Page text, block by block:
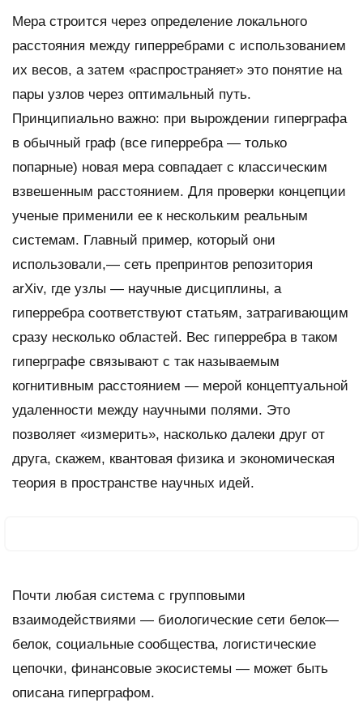
Мера строится через определение локального
расстояния между гиперребрами с использованием
их весов, а затем «распространяет» это понятие на
пары узлов через оптимальный путь.
Принципиально важно: при вырождении гиперграфа
в обычный граф (все гиперребра — только
попарные) новая мера совпадает с классическим
взвешенным расстоянием. Для проверки концепции
ученые применили ее к нескольким реальным
системам. Главный пример, который они
использовали,— сеть препринтов репозитория
arXiv, где узлы — научные дисциплины, а
гиперребра соответствуют статьям, затрагивающим
сразу несколько областей. Вес гиперребра в таком
гиперграфе связывают с так называемым
когнитивным расстоянием — мерой концептуальной
удаленности между научными полями. Это
позволяет «измерить», насколько далеки друг от
друга, скажем, квантовая физика и экономическая
теория в пространстве научных идей.
Почти любая система с групповыми
взаимодействиями — биологические сети белок—
белок, социальные сообщества, логистические
цепочки, финансовые экосистемы — может быть
описана гиперграфом.